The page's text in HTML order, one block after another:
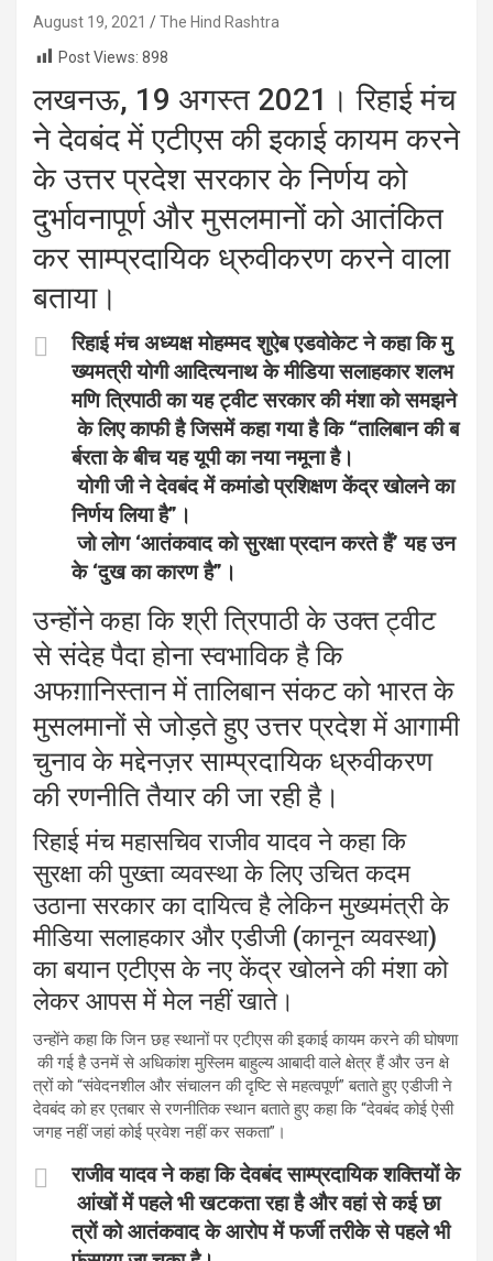
August 19, 2021
The Hind Rashtra
Post Views: 898
लखनऊ, 19 अगस्त 2021। रिहाई मंच
ने देवबंद में एटीएस की इकाई कायम करने
के उत्तर प्रदेश सरकार के निर्णय को
दुर्भावनापूर्ण और मुसलमानों को आतंकित
कर साम्प्रदायिक ध्रुवीकरण करने वाला
बताया।
रिहाई मंच अध्यक्ष मोहम्मद शुऐब एडवोकेट ने कहा कि मु
ख्यमत्री योगी आदित्यनाथ के मीडिया सलाहकार शलभ
मणि त्रिपाठी का यह ट्वीट सरकार की मंशा को समझने
के लिए काफी है जिसमें कहा गया है कि “तालिबान की ब
र्बरता के बीच यह यूपी का नया नमूना है।
योगी जी ने देवबंद में कमांडो प्रशिक्षण केंद्र खोलने का
निर्णय लिया है”।
जो लोग ‘आतंकवाद को सुरक्षा प्रदान करते हैं’ यह उन
के ‘दुख का कारण है”।
उन्होंने कहा कि श्री त्रिपाठी के उक्त ट्वीट
से संदेह पैदा होना स्वभाविक है कि
अफग़ानिस्तान में तालिबान संकट को भारत के
मुसलमानों से जोड़ते हुए उत्तर प्रदेश में आगामी
चुनाव के मद्देनज़र साम्प्रदायिक ध्रुवीकरण
की रणनीति तैयार की जा रही है।
रिहाई मंच महासचिव राजीव यादव ने कहा कि
सुरक्षा की पुख्ता व्यवस्था के लिए उचित कदम
उठाना सरकार का दायित्व है लेकिन मुख्यमंत्री के
मीडिया सलाहकार और एडीजी (कानून व्यवस्था)
का बयान एटीएस के नए केंद्र खोलने की मंशा को
लेकर आपस में मेल नहीं खाते।
उन्होंने कहा कि जिन छह स्थानों पर एटीएस की इकाई कायम करने की घोषणा
की गई है उनमें से अधिकांश मुस्लिम बाहुल्य आबादी वाले क्षेत्र हैं और उन क्षे
त्रों को “संवेदनशील और संचालन की दृष्टि से महत्वपूर्ण” बताते हुए एडीजी ने
देवबंद को हर एतबार से रणनीतिक स्थान बताते हुए कहा कि “देवबंद कोई ऐसी
जगह नहीं जहां कोई प्रवेश नहीं कर सकता”।
राजीव यादव ने कहा कि देवबंद साम्प्रदायिक शक्तियों के
आंखों में पहले भी खटकता रहा है और वहां से कई छा
त्रों को आतंकवाद के आरोप में फर्जी तरीके से पहले भी